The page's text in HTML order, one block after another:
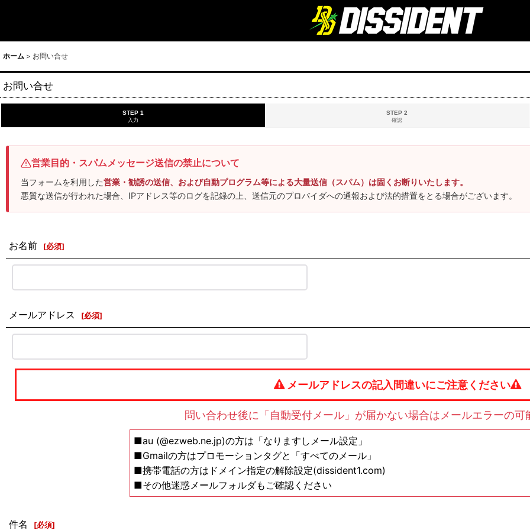
ホーム > お問い合せ
お問い合せ
STEP 1
入力
STEP 2
確認
営業目的・スパムメッセージ送信の禁止について
当フォームを利用した営業・勧誘の送信、および自動プログラム等による大量送信（スパム）は固くお断りいたします。
悪質な送信が行われた場合、IPアドレス等のログを記録の上、送信元のプロバイダへの通報および法的措置をとる場合がございます。
お名前 [必須]
メールアドレス [必須]
メールアドレスの記入間違いにご注意ください
問い合わせ後に「自動受付メール」が届かない場合はメールエラーの可
■au (@ezweb.ne.jp)の方は「なりますしメール設定」
■Gmailの方はプロモーションタグと「すべてのメール」
■携帯電話の方はドメイン指定の解除設定(dissident1.com)
■その他迷惑メールフォルダもご確認ください
件名 [必須]